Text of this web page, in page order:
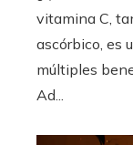
vitamina C,
ascórbico, es
múltiples
Ad...